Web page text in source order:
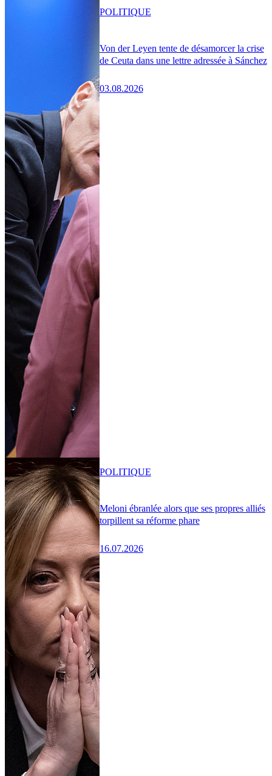
Von der Leyen tente de désamorcer la crise
de Ceuta dans une lettre adressée à Sánchez
03.08.2026
POLITIQUE
Meloni ébranlée alors que ses propres alliés
torpillent sa réforme phare
16.07.2026
POLITIQUE